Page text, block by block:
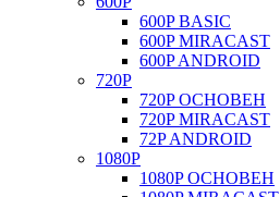
600P BASIC
600P MIRACAST
600P ANDROID
720P
720P ОСНОВЕН
720P MIRACAST
72P ANDROID
1080P
1080P ОСНОВЕН